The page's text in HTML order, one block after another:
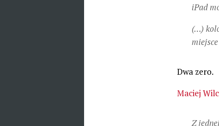
iPad
(…)
Dwa zero.
Maciej
Z